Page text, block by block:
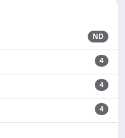
ND
4
4
4